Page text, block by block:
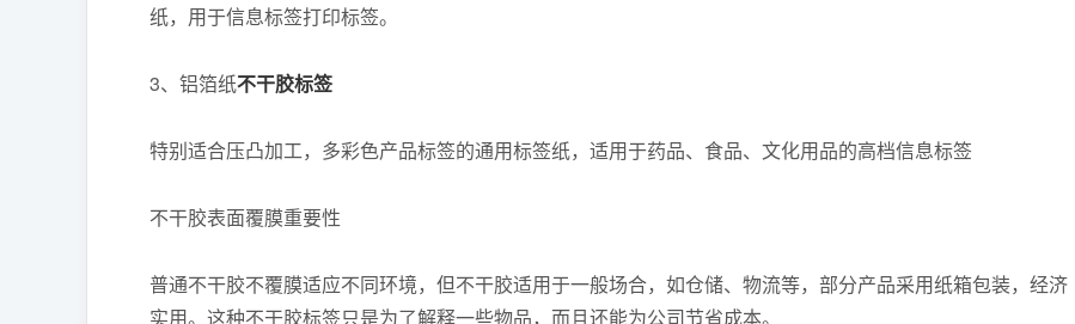
纸，用于信息标签打印标签。
3、铝箔纸不干胶标签
特别适合压凸加工，多彩色产品标签的通用标签纸，适用于药品、食品、文化用品的高档信息标签
不干胶表面覆膜重要性
普通不干胶不覆膜适应不同环境，但不干胶适用于一般场合，如仓储、物流等，部分产品采用纸箱包装，经济
实用。这种不干胶标签只是为了解释一些物品，而且还能为公司节省成本。